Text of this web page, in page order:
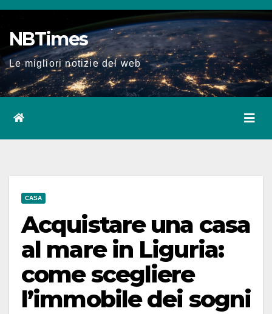
Salta
al
contenuto
NBTimes
Le migliori notizie del web
CASA
Acquistare una casa
al mare in Liguria:
come scegliere
l’immobile dei sogni